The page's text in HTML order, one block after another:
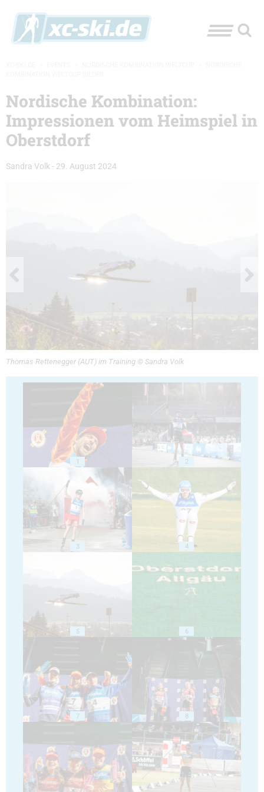
Nordische Kombination:
Impressionen vom Heimspiel in
Oberstdorf
Sandra Volk- 29. August 2024
Thomas Rettenegger (AUT) im Training © Sandra Volk
1 2
3 4
5 6
7 8